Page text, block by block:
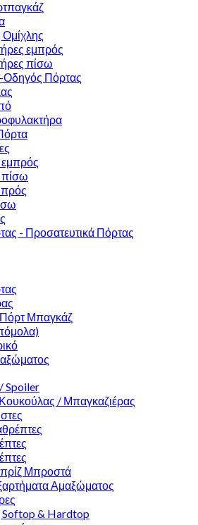
εμπρός
πίσω
Οδηγός Πόρτας
πίσω
- Προσατευτικά Πόρτας
Μπαγκάζ
Spoiler
/ Μπαγκαζιέρας
Μπροστά
Αμαξώματος
Softop & Hardtop